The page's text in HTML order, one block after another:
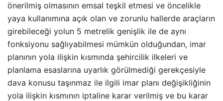
önerilmiş olmasının emsal teşkil etmesi ve öncelikle
yaya kullanımına açık olan ve zorunlu hallerde araçların
girebileceği yolun 5 metrelik genişlik ile de aynı
fonksiyonu sağlıyabilmesi mümkün olduğundan, imar
planının yola ilişkin kısmında şehircilik ilkeleri ve
planlama esaslarına uyarlık görülmediği gerekçesiyle
dava konusu taşınmaz ile ilgili imar planı değişikliğinin
yola ilişkin kısmının iptaline karar verilmiş ve bu karar